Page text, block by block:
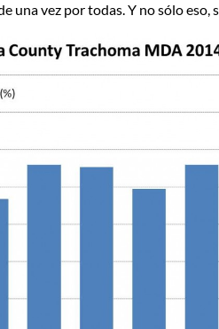
una vez por todas. Y no sólo